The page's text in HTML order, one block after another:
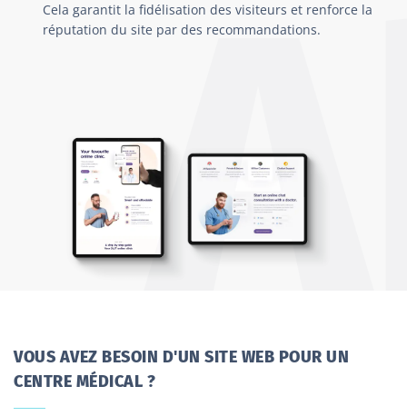
Cela garantit la fidélisation des visiteurs et renforce la
réputation du site par des recommandations.
VOUS AVEZ BESOIN D'UN SITE WEB POUR UN
CENTRE MÉDICAL ?